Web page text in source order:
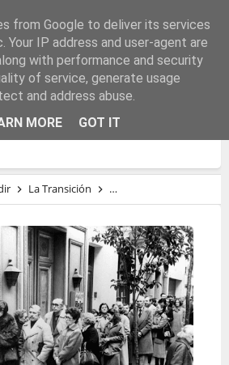
DURANTE LA
La Transición Proceso Constituyente
from Google to deliver its services
Your IP address and user-agent are
with performance and security
of service, generate usage
and address abuse.
MORE
GOT IT